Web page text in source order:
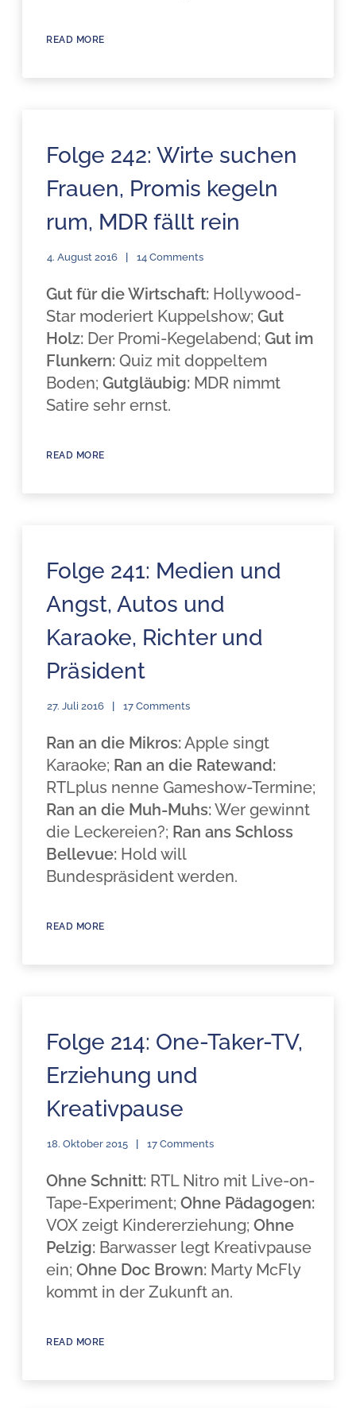
READ MORE
Folge 242: Wirte suchen
Frauen, Promis kegeln
rum, MDR fällt rein
4. August 2016 14 Comments
Gut für die Wirtschaft: Hollywood-
Star moderiert Kuppelshow;Gut
Holz: Der Promi-Kegelabend;Gut im
Flunkern: Quiz mit doppeltem
Boden;Gutgläubig: MDR nimmt
Satire sehr ernst.
READ MORE
Folge 241: Medien und
Angst, Autos und
Karaoke, Richter und
Präsident
27. Juli 2016 17 Comments
Ran an die Mikros: Apple singt
Karaoke; Ran an die Ratewand:
RTLplus nenne Gameshow-Termine;
Ran an die Muh-Muhs: Wer gewinnt
die Leckereien?; Ran ans Schloss
Bellevue: Hold will
Bundespräsident werden.
READ MORE
Folge 214: One-Taker-TV,
Erziehung und
Kreativpause
18. Oktober 2015 17 Comments
Ohne Schnitt: RTL Nitro mit Live-on-
Tape-Experiment; Ohne Pädagogen:
VOX zeigt Kindererziehung;Ohne
Pelzig: Barwasser legt Kreativpause
ein;Ohne Doc Brown: Marty McFly
kommt in der Zukunft an.
READ MORE